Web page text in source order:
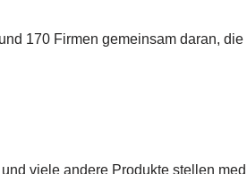
170 Firmen gemeinsam daran,
viele andere Produkte stellen